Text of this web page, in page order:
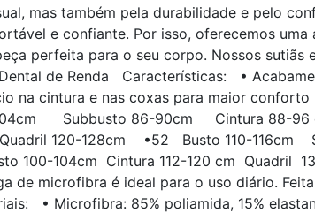
mas também pela durabilidade e pelo
e confiante. Por isso, oferecemos
perfeita para o seu corpo. Nossos sutiãs
de Renda Características: •
na cintura e nas coxas para maior
104cm Subbusto 86-90cm Cintura
120-128cm •52 Busto 110-116cm
104cm Cintura 112-120 cm Quadril
de microfibra é ideal para o uso diário.
• Microfibra: 85% poliamida, 15%